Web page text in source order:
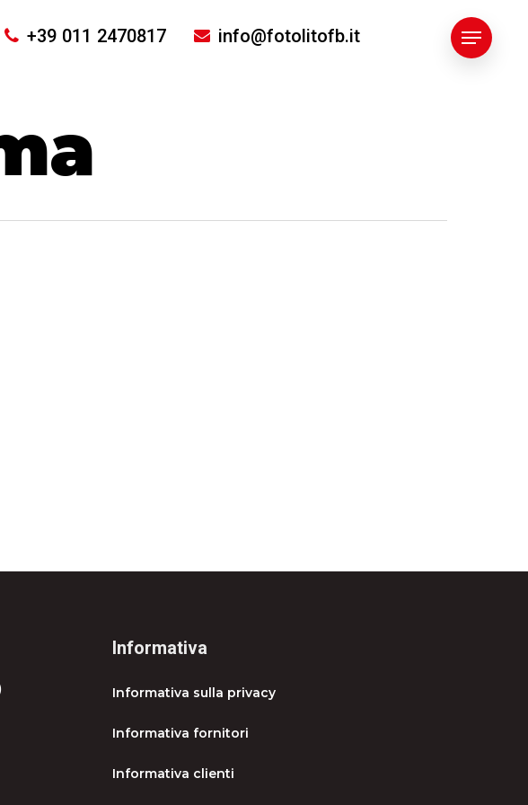
+39 011 2470817 info@fotolitofb.it
Informativa
Informativa sulla privacy
Informativa fornitori
Informativa clienti